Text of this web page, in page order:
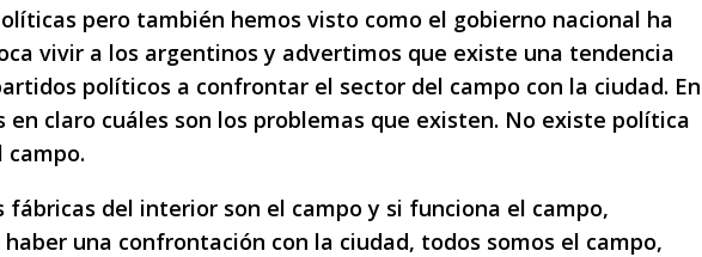
pero también hemos visto como el gobierno nacional ha
vivir a los argentinos y advertimos que existe una tendencia
políticos a confrontar el sector del campo con la ciudad. En
en claro cuáles son los problemas que existen. No existe política
campo.
del interior son el campo y si funciona el campo,
una confrontación con la ciudad, todos somos el campo,